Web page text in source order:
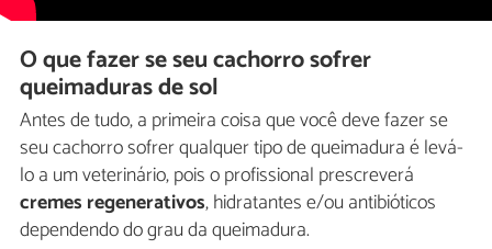
O que fazer se seu cachorro sofrer
queimaduras de sol
Antes de tudo, a primeira coisa que você deve fazer se
seu cachorro sofrer qualquer tipo de queimadura é levá-
lo a um veterinário, pois o profissional prescreverá
cremes regenerativos, hidratantes e/ou antibióticos
dependendo do grau da queimadura.